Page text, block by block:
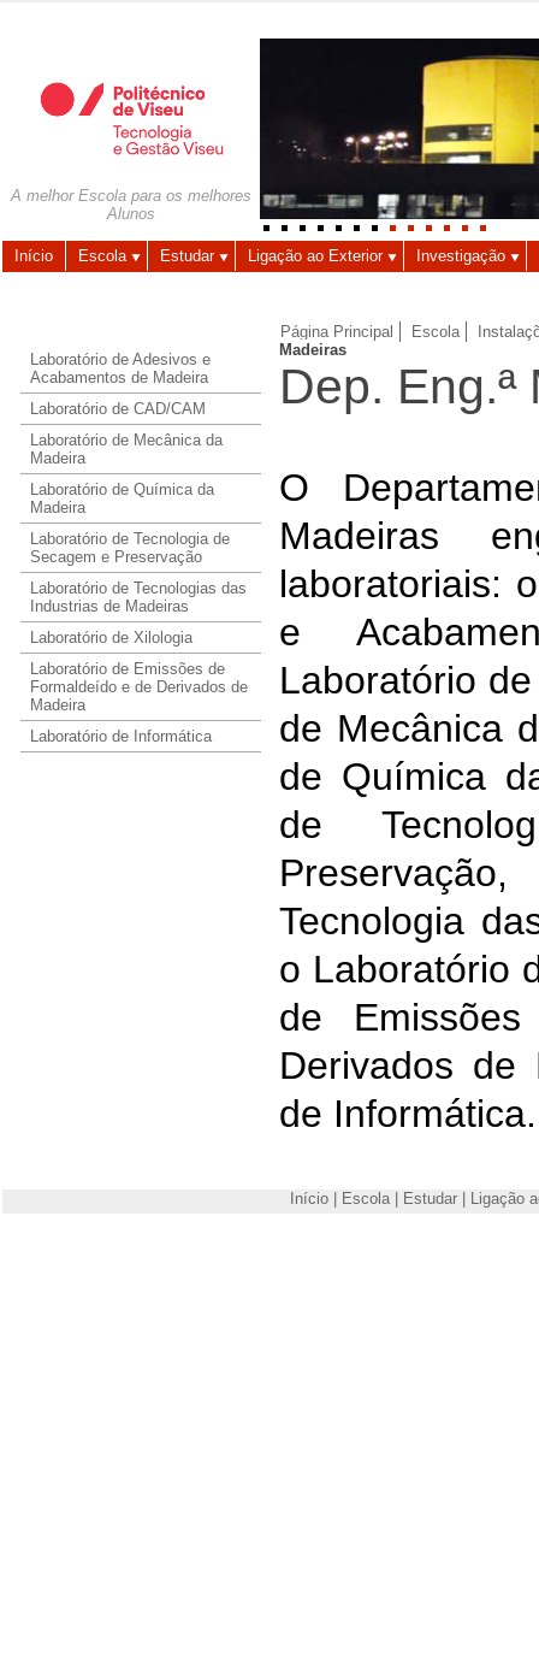
Autenticação
Utilizador
Palavra-chave
A melhor Escola para os melhores
Alunos
Início Escola Estudar Ligação ao Exterior Investigação
Laboratório de Adesivos e
Acabamentos de Madeira
Laboratório de CAD/CAM
Laboratório de Mecânica da
Madeira
Laboratório de Química da
Madeira
Laboratório de Tecnologia de
Secagem e Preservação
Laboratório de Tecnologias das
Industrias de Madeiras
Laboratório de Xilologia
Laboratório de Emissões de
Formaldeído e de Derivados de
Madeira
Laboratório de Informática
Página Principal Escola
Madeiras
Dep. Eng.ª
O
Madeiras
laboratoriais:
e
Laboratório
de Mecânica
de Química
de
Tecnologia
o Laboratório
de
Derivados de
de Informática.
Início Escola Estudar Ligação